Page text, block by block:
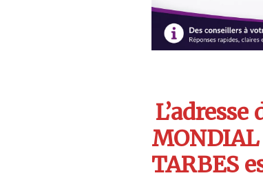
MONDIAL
TARBES